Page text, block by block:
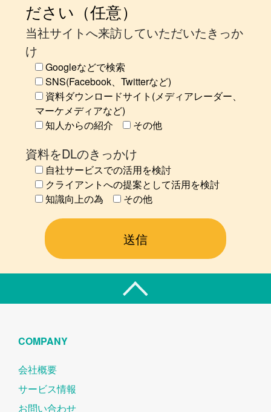
ださい（任意）
当社サイトへ来訪していただいたきっか
け
Googleなどで検索
SNS(Facebook、Twitterなど)
資料ダウンロードサイト(メディアレーダー、
マーケメディアなど)
知人からの紹介
その他
資料をDLのきっかけ
自社サービスでの活用を検討
クライアントへの提案として活用を検討
知識向上の為
その他
COMPANY
会社概要
サービス情報
お問い合わせ